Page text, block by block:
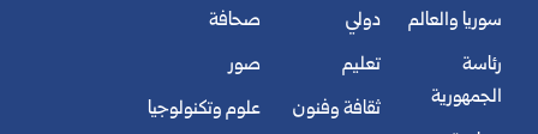
سوريا والعالم
رئاسة
الجمهورية
دولي
تعليم
ثقافة وفنون
صحافة
صور
علوم وتكنولوجيا